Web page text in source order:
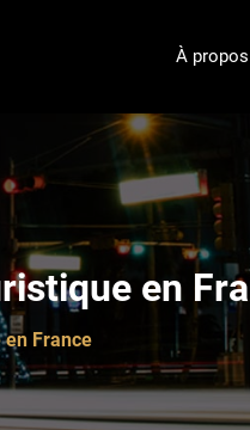
À
en
en France